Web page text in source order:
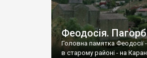
Феодосія.
Головна памятка Феодосії
в старому районі - на